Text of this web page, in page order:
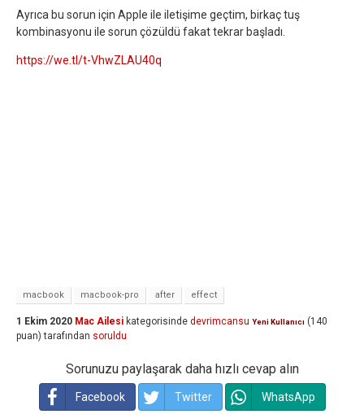
Ayrıca bu sorun için Apple ile iletişime geçtim, birkaç tuş
kombinasyonu ile sorun çözüldü fakat tekrar başladı.
https://we.tl/t-VhwZLAU40q
macbook macbook-pro after effect
1 Ekim 2020 Mac Ailesi kategorisinde devrimcansu Yeni Kullanıcı (140
puan) tarafından soruldu
Sorunuzu paylaşarak daha hızlı cevap alın
Facebook Twitter WhatsApp